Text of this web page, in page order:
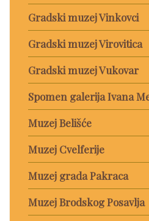
Gradski muzej Vinkovci
Gradski muzej Virovitica
Gradski muzej Vukovar
Spomen galerija Ivana
Muzej Belišće
Muzej Cvelferije
Muzej grada Pakraca
Muzej Brodskog Posavlja